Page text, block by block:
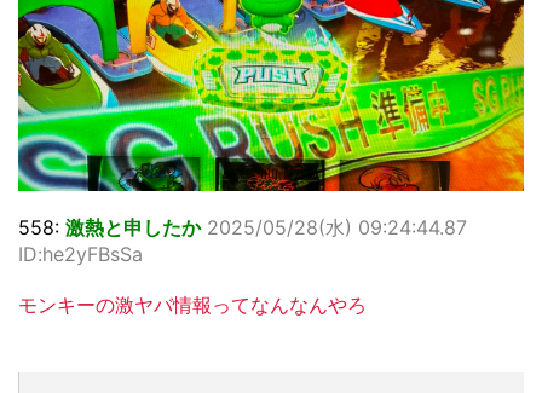
558: 激熱と申したか 2025/05/28(水) 09:24:44.87
ID:he2yFBsSa
モンキーの激ヤバ情報ってなんなんやろ